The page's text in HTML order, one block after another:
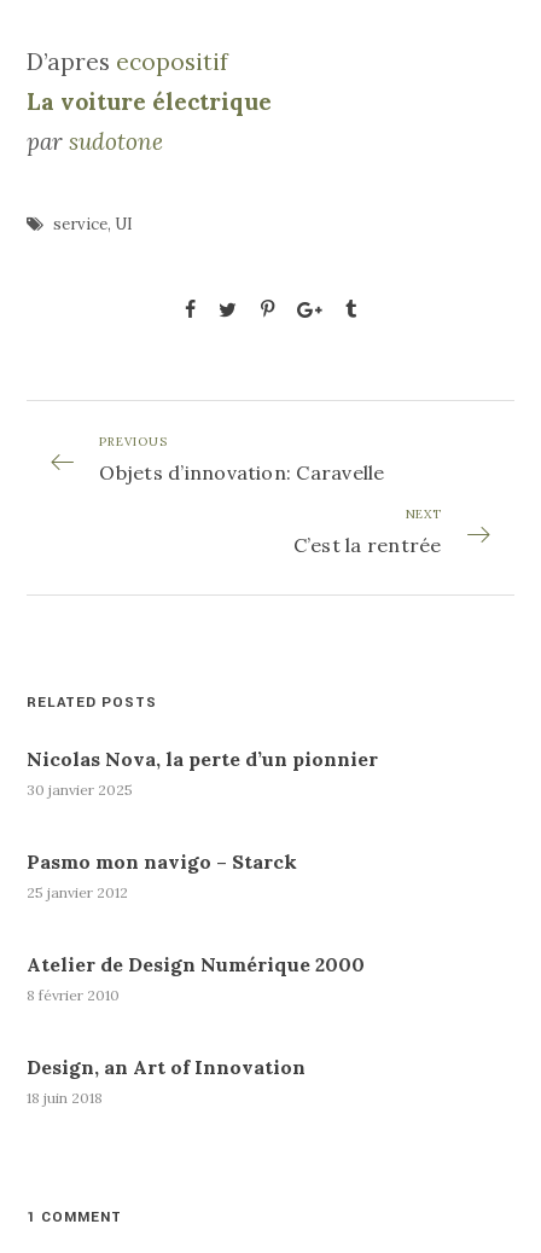
D’apres ecopositif
La voiture électrique
parsudotone
service, UI
PREVIOUS
Objets d’innovation: Caravelle
NEXT
C’est la rentrée
RELATED POSTS
Nicolas Nova, la perte d’un pionnier
30 janvier 2025
Pasmo mon navigo – Starck
25 janvier 2012
Atelier de Design Numérique 2000
8 février 2010
Design, an Art of Innovation
18 juin 2018
1 COMMENT